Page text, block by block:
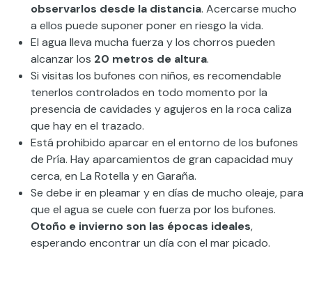
observarlos desde la distancia. Acercarse mucho
a ellos puede suponer poner en riesgo la vida.
El agua lleva mucha fuerza y los chorros pueden
alcanzar los 20 metros de altura.
Si visitas los bufones con niños, es recomendable
tenerlos controlados en todo momento por la
presencia de cavidades y agujeros en la roca caliza
que hay en el trazado.
Está prohibido aparcar en el entorno de los bufones
de Pría. Hay aparcamientos de gran capacidad muy
cerca, en La Rotella y en Garaña.
Se debe ir en pleamar y en días de mucho oleaje, para
que el agua se cuele con fuerza por los bufones.
Otoño e invierno son las épocas ideales,
esperando encontrar un día con el mar picado.